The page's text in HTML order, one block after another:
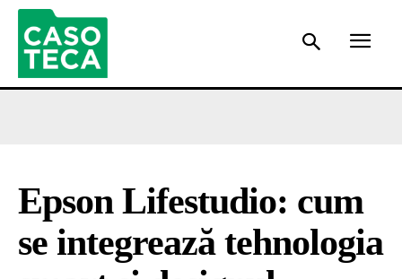
Epson Lifestudio: cum
se integrează tehnologia